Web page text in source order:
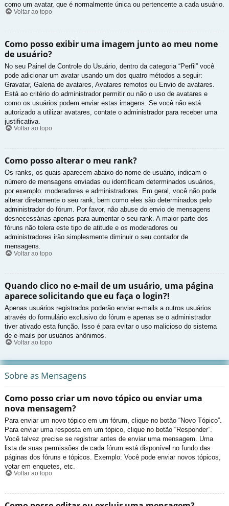
como um avatar, que é normalmente única ou pertencente a cada usuário.
Voltar ao topo
Como posso exibir uma imagem junto ao meu nome
de usuário?
No seu Painel de Controle do Usuário, dentro da categoria “Perfil” você
pode adicionar um avatar usando um dos quatro métodos a seguir:
Gravatar, Galeria de avatares, Avatares remotos ou Envio de avatares.
Está ao critério do administrador permitir ou não o uso de avatares e
como os usuários podem enviar estas imagens. Se você não está
autorizado a utilizar avatares, contate o administrador para receber uma
justificativa.
Voltar ao topo
Como posso alterar o meu rank?
Os ranks, os quais aparecem abaixo do nome de usuário, indicam o
número de mensagens enviadas ou identificam determinados usuários,
por exemplo: moderadores e administradores. Em geral, você não pode
alterar diretamente o seu rank, bem como eles são determinados pelo
administrador do fórum. Por favor, não abuse do envio de mensagens
desnecessárias apenas para aumentar o seu rank. A maior parte dos
fóruns não tolera este tipo de atitude e os moderadores ou
administradores irão simplesmente diminuir o seu contador de
mensagens.
Voltar ao topo
Quando clico no e-mail de um usuário, uma página
aparece solicitando que eu faça o login?!
Apenas usuários registrados poderão enviar e-mails a outros usuários
através do formulário exclusivo do fórum e apenas se o administrador
tiver ativado esta função. Isso é para evitar o uso malicioso do sistema
de e-mails por usuários anônimos.
Voltar ao topo
Sobre as Mensagens
Como posso criar um novo tópico ou enviar uma
nova mensagem?
Para enviar um novo tópico em um fórum, clique no botão “Novo Tópico”.
Para enviar uma resposta em um tópico, clique no botão “Responder”.
Você talvez precise se registrar antes de enviar uma mensagem. Uma
lista de suas permissões de cada fórum está disponível no fundo das
páginas dos fóruns e tópicos. Exemplo: Você pode enviar novos tópicos,
votar em enquetes, etc.
Voltar ao topo